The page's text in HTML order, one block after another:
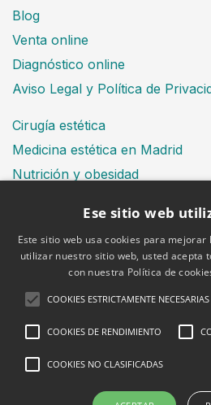
Blog
Venta online
Diagnóstico online
Aviso Legal y Política de
Cirugía estética
Medicina estética en Madrid
Nutrición y obesidad
Financiación
Política de cookies
2026 © Clínica Bruselas
Ese sitio web
Este sitio web usa cookies para
utilizar nuestro sitio web, usted acepta
con nuestra Política de
COOKIES ESTRICTAMENTE NECESARIAS
COOKIES DE RENDIMIENTO
COOKIES NO CLASIFICADAS